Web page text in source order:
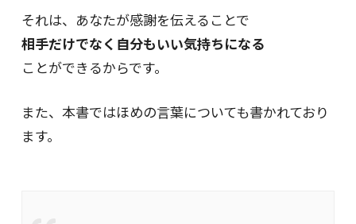
それは、あなたが感謝を伝えることで
相手だけでなく自分もいい気持ちになる
ことができるからです。
また、本書ではほめの言葉についても書かれており
ます。